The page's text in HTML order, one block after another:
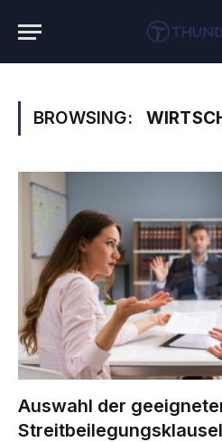
BROWSING:
Auswahl der